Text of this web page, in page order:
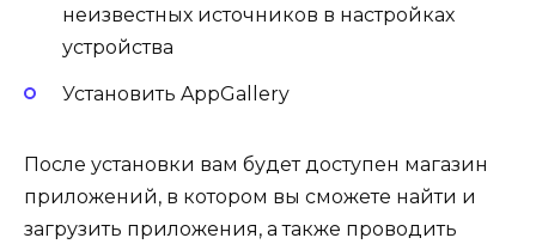
неизвестных источников в настройках
устройства
Установить AppGallery
После установки вам будет доступен магазин
приложений, в котором вы сможете найти и
загрузить приложения, а также проводить